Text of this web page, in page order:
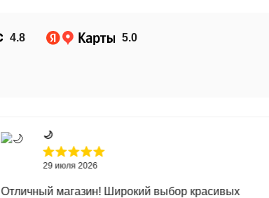
4.8 5.0
🌙 ㅤ
29 июля 2026
Отличный магазин! Широкий выбор красивых